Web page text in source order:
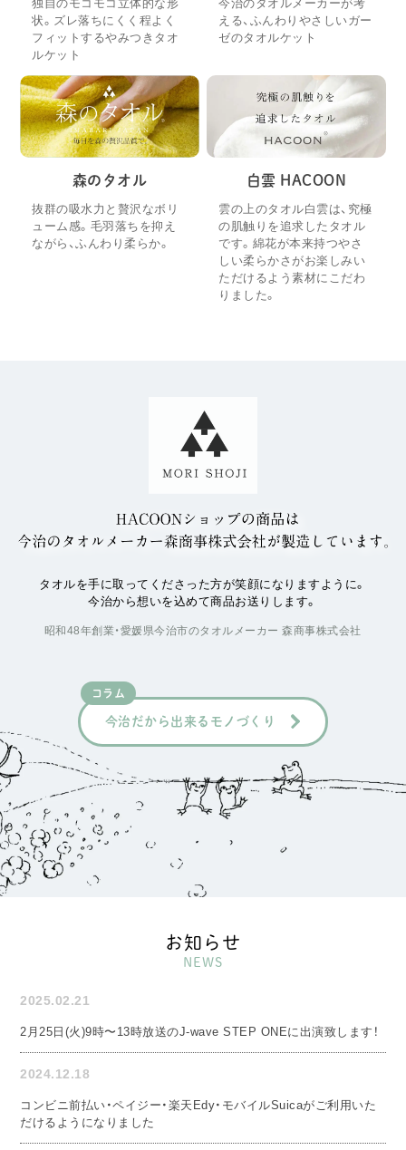
独自のモコモコ立体的な形
状。ズレ落ちにくく程よく
フィットするやみつきタオ
ルケット
今治のタオルメーカーが考
える、ふんわりやさしいガー
ゼのタオルケット
森のタオル
抜群の吸水力と贅沢なボリ
ューム感。毛羽落ちを抑え
ながら、ふんわり柔らか。
白雲 HACOON
雲の上のタオル白雲は、究極
の肌触りを追求したタオル
です。綿花が本来持つやさ
しい柔らかさがお楽しみい
ただけるよう素材にこだわ
りました。
タオルを手に取ってくださった方が笑顔になりますように。
今治から想いを込めて商品お送りします。
昭和48年創業・愛媛県今治市のタオルメーカー 森商事株式会社
コラム
今治だから出来るモノづくり
お知らせ
NEWS
2025.02.21
2月25日(火)9時〜13時放送のJ-wave STEP ONEに出演致します！
2024.12.18
コンビニ前払い・ペイジー・楽天Edy・モバイルSuicaがご利用いた
だけるようになりました